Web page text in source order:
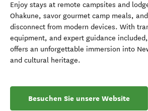
Enjoy stays at remote campsites and
Ohakune, savor gourmet camp meals,
disconnect from modern devices. With
equipment, and expert guidance
offers an unforgettable immersion into
and cultural heritage.
Besuchen Sie unsere Website